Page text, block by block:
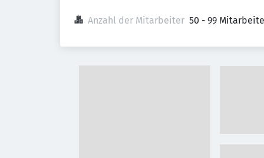
Anzahl der Mitarbeiter 50 - 99